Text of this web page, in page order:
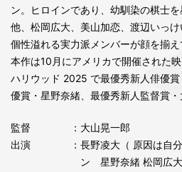
ン。ヒロインであり、幼馴染の棋士を
他、松岡広大、美山加恋、渡辺いっ
個性溢れる実力派メンバーが顔を揃え
本作は10月にアメリカで開催された
ハリウッド 2025 で最優秀新人俳優
優賞・星野奈緒、最優秀新人監督賞・
監督
：大山晃一郎
出演
：長野凌大（ 原因は自
ン 星野奈緒 松岡広